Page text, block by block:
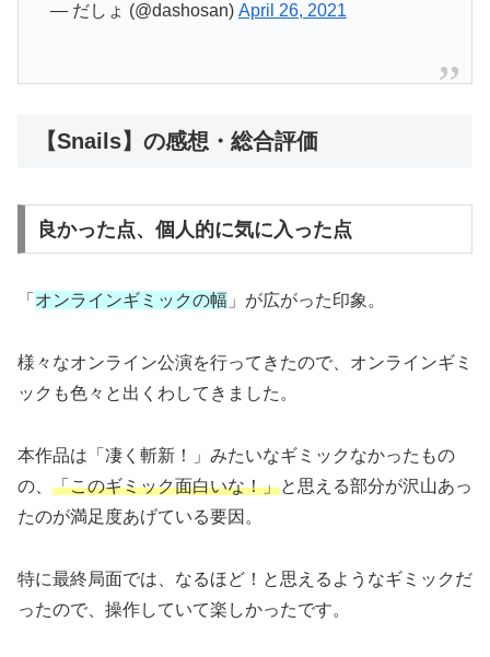
— だしょ (@dashosan) April 26, 2021
【Snails】の感想・総合評価
良かった点、個人的に気に入った点
「 オンラインギミックの幅 」が広がった印象。
様々なオンライン公演を行ってきたので、オンラインギミ
ックも色々と出くわしてきました。
本作品は「凄く斬新！」みたいなギミックなかったもの
の、 「このギミック面白いな！」と思える部分が沢山あっ
たのが満足度あげている要因。
特に最終局面では、なるほど！と思えるようなギミックだ
ったので、操作していて楽しかったです。